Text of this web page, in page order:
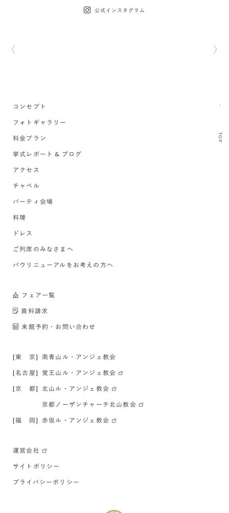
公式インスタグラム
TOP
コンセプト
フォトギャラリー
料金プラン
挙式レポート & ブログ
アクセス
チャペル
パーティ会場
料理
ドレス
ご列席のみなさまへ
バウリニューアルをお考えの方へ
フェア一覧
資料請求
来館予約・お問い合わせ
[東 京] 南青山ル・アンジェ教会
[名古屋] 覚王山ル・アンジェ教会
[京 都] 北山ル・アンジェ教会
京都ノーザンチャーチ北山教会
[福 岡] 赤坂ル・アンジェ教会
運営会社
サイトポリシー
プライバシーポリシー